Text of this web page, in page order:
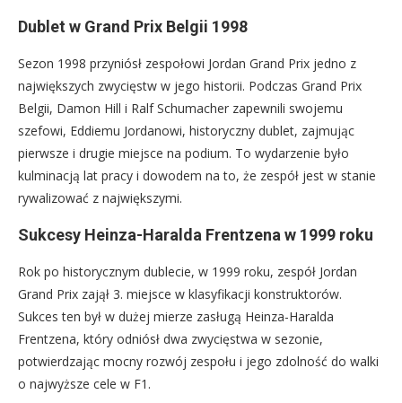
Dublet w Grand Prix Belgii 1998
Sezon 1998 przyniósł zespołowi Jordan Grand Prix jedno z
największych zwycięstw w jego historii. Podczas Grand Prix
Belgii, Damon Hill i Ralf Schumacher zapewnili swojemu
szefowi, Eddiemu Jordanowi, historyczny dublet, zajmując
pierwsze i drugie miejsce na podium. To wydarzenie było
kulminacją lat pracy i dowodem na to, że zespół jest w stanie
rywalizować z największymi.
Sukcesy Heinza-Haralda Frentzena w 1999 roku
Rok po historycznym dublecie, w 1999 roku, zespół Jordan
Grand Prix zajął 3. miejsce w klasyfikacji konstruktorów.
Sukces ten był w dużej mierze zasługą Heinza-Haralda
Frentzena, który odniósł dwa zwycięstwa w sezonie,
potwierdzając mocny rozwój zespołu i jego zdolność do walki
o najwyższe cele w F1.